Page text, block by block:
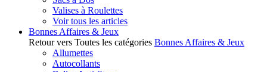
Valises à Roulettes
Voir tous les articles
Bonnes Affaires & Jeux
Retour vers Toutes les catégories Bonnes Affaires & Jeux
Allumettes
Autocollants